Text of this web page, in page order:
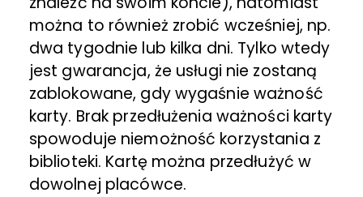
można to również zrobić wcześniej, np.
dwa tygodnie lub kilka dni. Tylko wtedy
jest gwarancja, że usługi nie zostaną
zablokowane, gdy wygaśnie ważność
karty. Brak przedłużenia ważności karty
spowoduje niemożność korzystania z
biblioteki. Kartę można przedłużyć w
dowolnej placówce.